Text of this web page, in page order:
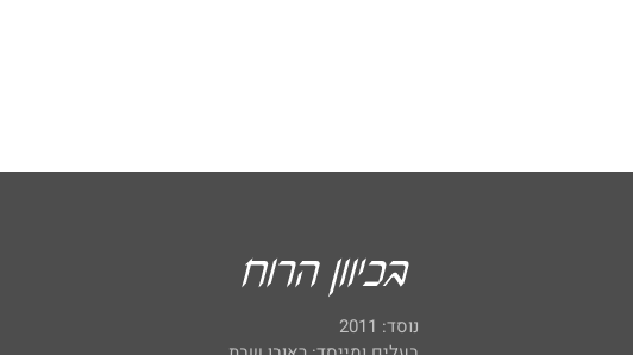
נוסד: 2011